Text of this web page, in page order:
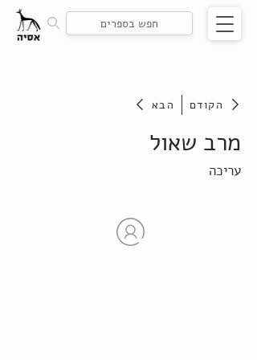
הבא הקודם
מרב שאול
עריכה